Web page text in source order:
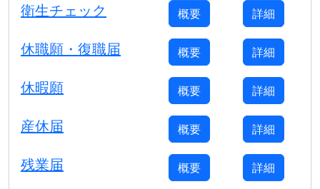
衛生チェック 概要 詳細
休職願・復職届 概要 詳細
休暇願 概要 詳細
産休届 概要 詳細
残業届 概要 詳細